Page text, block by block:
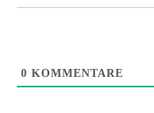
0 KOMMENTARE